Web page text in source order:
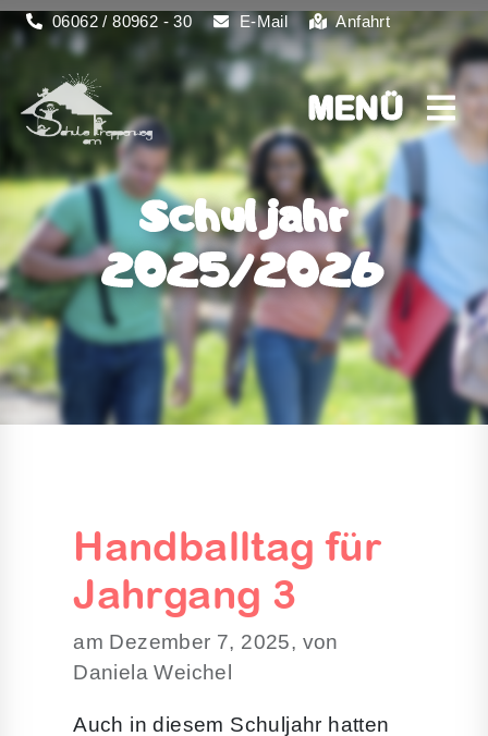
06062 / 80962 - 30 E-Mail Anfahrt
MENÜ
MENÜ
Schuljahr
2025/2026
Handballtag für
Jahrgang 3
am Dezember 7, 2025, von
Daniela Weichel
Auch in diesem Schuljahr hatten